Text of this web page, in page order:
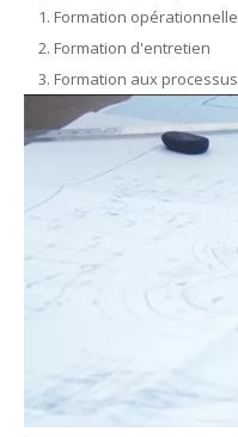
1. Formation opérationnelle
2. Formation d'entretien
3. Formation aux processus